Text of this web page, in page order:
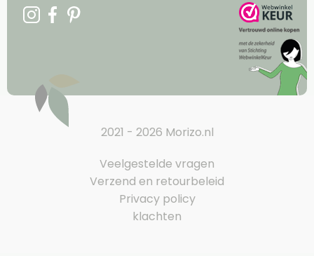
2021 - 2026 Morizo.nl
Veelgestelde vragen
Verzend en retourbeleid
Privacy policy
klachten